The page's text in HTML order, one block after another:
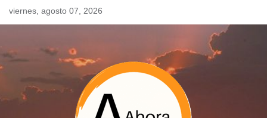
Skipviernes, agosto 07, 2026